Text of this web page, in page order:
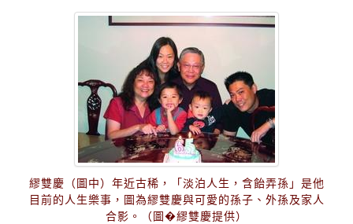
繆雙慶（圖中）年近古稀，「淡泊人生，含飴弄孫」是他
目前的人生樂事，圖為繆雙慶與可愛的孫子、外孫及家人
合影。（圖�繆雙慶提供）